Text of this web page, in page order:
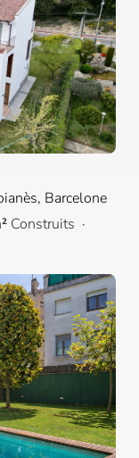
Barcelone
Construits